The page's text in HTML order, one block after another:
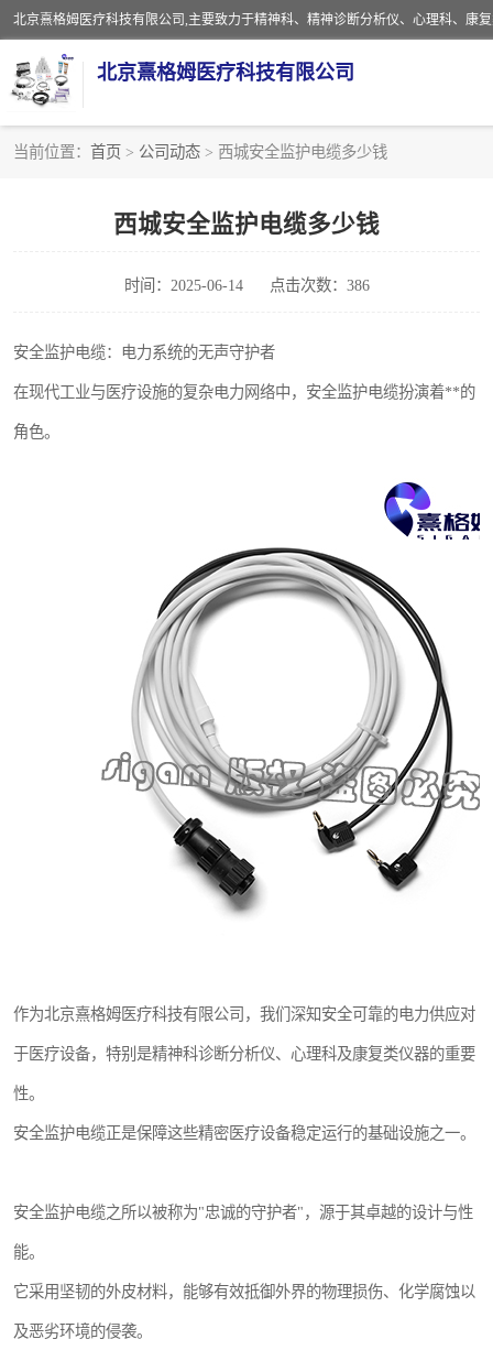
北京熹格姆医疗科技有限公司
当前位置： 首页 > 公司动态 > 西城安全监护电缆多少钱
西城安全监护电缆多少钱
时间：2025-06-14 点击次数：386
安全监护电缆：电力系统的无声守护者
在现代工业与医疗设施的复杂电力网络中，安全监护电缆扮演着**的
角色。
作为北京熹格姆医疗科技有限公司，我们深知安全可靠的电力供应对
于医疗设备，特别是精神科诊断分析仪、心理科及康复类仪器的重要
性。
安全监护电缆正是保障这些精密医疗设备稳定运行的基础设施之一。
安全监护电缆之所以被称为"忠诚的守护者"，源于其卓越的设计与性
能。
它采用坚韧的外皮材料，能够有效抵御外界的物理损伤、化学腐蚀以
及恶劣环境的侵袭。